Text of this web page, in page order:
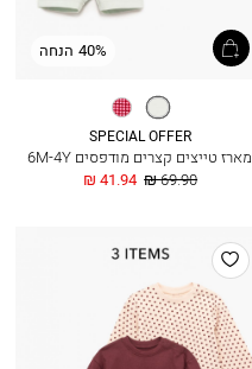
40% הנחה
סלדין אופוויט
SPECIAL OFFER
מארז טייצים קצרים מודפסים 6M-4Y
החל
41.94 ₪ מחיר
69.90 ₪
הוסף
למועדפים